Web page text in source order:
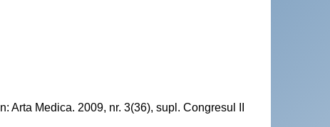
Medica. 2009, nr. 3(36), supl. Congresul II